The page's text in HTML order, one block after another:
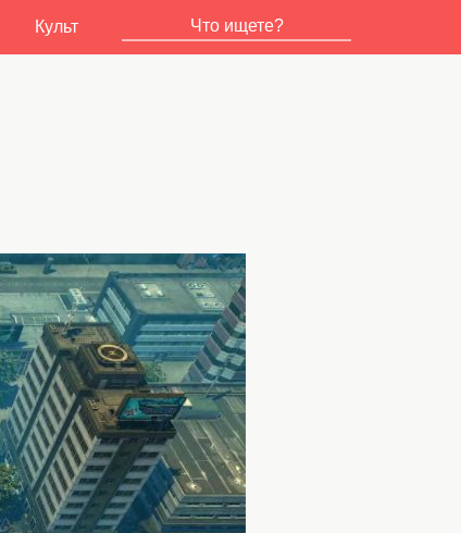
Культ